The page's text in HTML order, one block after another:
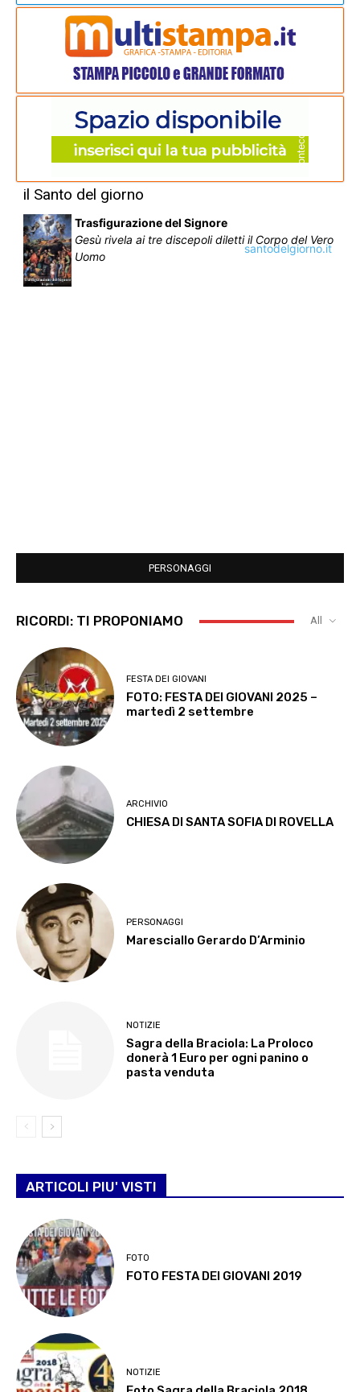
il Santo del giorno
Trasfigurazione del Signore
Gesù rivela ai tre discepoli diletti il Corpo del Vero
Uomo
santodelgiorno.it
PERSONAGGI
RICORDI: TI PROPONIAMO All
FESTA DEI GIOVANI
FOTO: FESTA DEI GIOVANI 2025 –
martedì 2 settembre
ARCHIVIO
CHIESA DI SANTA SOFIA DI ROVELLA
PERSONAGGI
Maresciallo Gerardo D’Arminio
NOTIZIE
Sagra della Braciola: La Proloco
donerà 1 Euro per ogni panino o
pasta venduta
ARTICOLI PIU' VISTI
FOTO
FOTO FESTA DEI GIOVANI 2019
NOTIZIE